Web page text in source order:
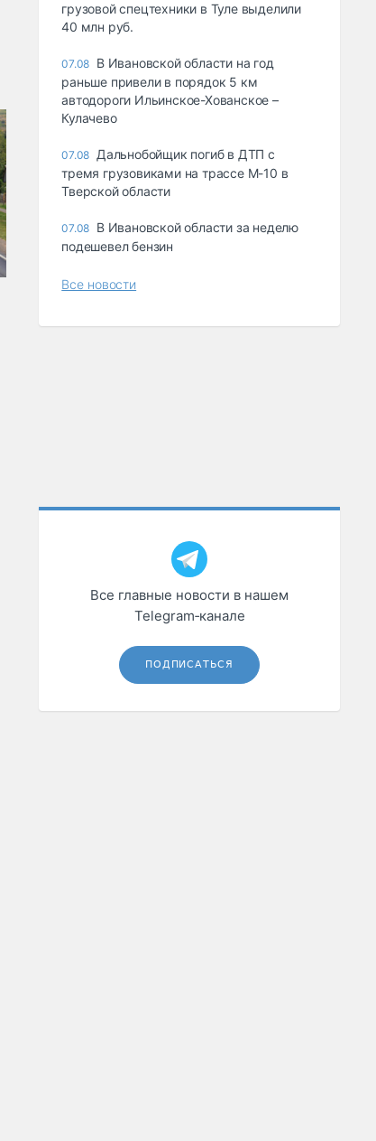
грузовой спецтехники в Туле выделили
40 млн руб.
07.08 В Ивановской области на год
раньше привели в порядок 5 км
автодороги Ильинское-Хованское –
Кулачево
07.08 Дальнобойщик погиб в ДТП с
тремя грузовиками на трассе М-10 в
Тверской области
07.08 В Ивановской области за неделю
подешевел бензин
Все новости
Все главные новости в нашем
Telegram‑канале
ПОДПИСАТЬСЯ